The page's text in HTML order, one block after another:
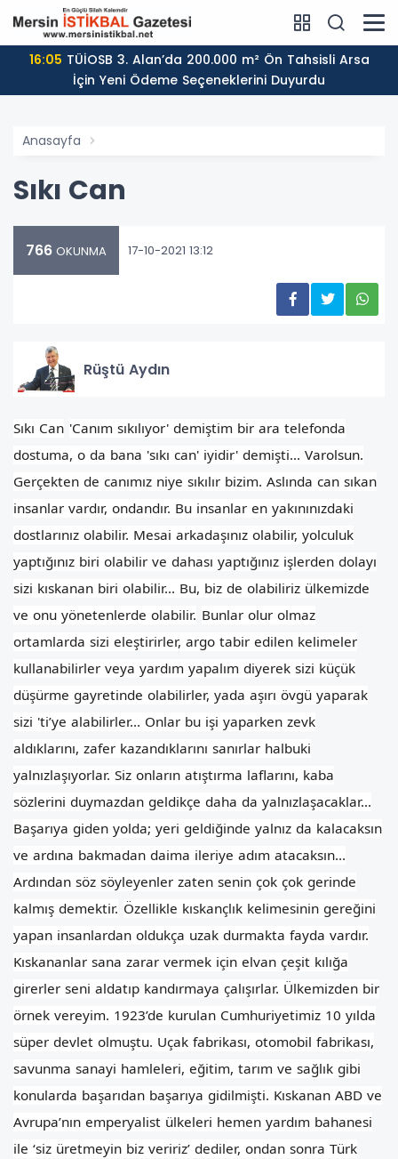
16:05
İçin Yeni Ödeme Seçeneklerini Duyurdu
Anasayfa
Sıkı Can
766 OKUNMA 17-10-2021 13:12
Rüştü Aydın
Sıkı Can 'Canım sıkılıyor' demiştim bir ara telefonda
dostuma, o da bana 'sıkı can' iyidir' demişti... Varolsun.
Gerçekten de canımız niye sıkılır bizim. Aslında can sıkan
insanlar vardır, ondandır. Bu insanlar en yakınınızdaki
dostlarınız olabilir. Mesai arkadaşınız olabilir, yolculuk
yaptığınız biri olabilir ve dahası yaptığınız işlerden dolayı
sizi kıskanan biri olabilir... Bu, biz de olabiliriz ülkemizde
ve onu yönetenlerde olabilir. Bunlar olur olmaz
ortamlarda sizi eleştirirler, argo tabir edilen kelimeler
kullanabilirler veya yardım yapalım diyerek sizi küçük
düşürme gayretinde olabilirler, yada aşırı övgü yaparak
sizi 'ti’ye alabilirler... Onlar bu işi yaparken zevk
aldıklarını, zafer kazandıklarını sanırlar halbuki
yalnızlaşıyorlar. Siz onların atıştırma laflarını, kaba
sözlerini duymazdan geldikçe daha da yalnızlaşacaklar...
Başarıya giden yolda; yeri geldiğinde yalnız da kalacaksın
ve ardına bakmadan daima ileriye adım atacaksın…
Ardından söz söyleyenler zaten senin çok çok gerinde
kalmış demektir. Özellikle kıskançlık kelimesinin gereğini
yapan insanlardan oldukça uzak durmakta fayda vardır.
Kıskananlar sana zarar vermek için elvan çeşit kılığa
girerler seni aldatıp kandırmaya çalışırlar. Ülkemizden bir
örnek vereyim. 1923’de kurulan Cumhuriyetimiz 10 yılda
süper devlet olmuştu. Uçak fabrikası, otomobil fabrikası,
savunma sanayi hamleleri, eğitim, tarım ve sağlık gibi
konularda başarıdan başarıya gidilmişti. Kıskanan ABD ve
Avrupa’nın emperyalist ülkeleri hemen yardım bahanesi
ile ‘siz üretmeyin biz veririz’ dediler, ondan sonra Türk